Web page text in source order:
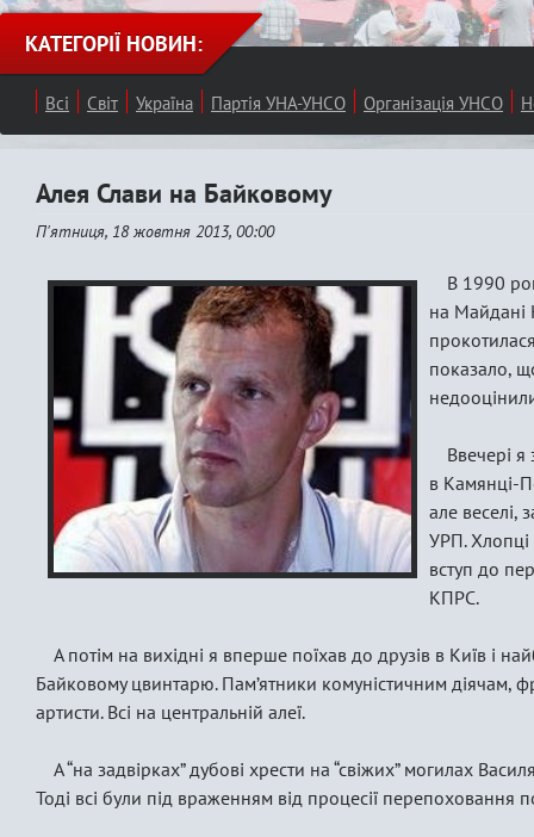
КАТЕГОРІЇ НОВИН:
Всі Світ Україна Партія УНА-УНСО Організація УНСО
Алея Слави на Байковому
П'ятниця, 18 жовтня 2013, 00:00
В 1990
на Майдані
показало,
Ввечері
в Камянці-
але веселі,
УРП.
вступ до
КПРС.
А потім на вихідні я вперше поїхав до друзів в Київ і
Байковому цвинтарю. Пам’ятники комуністичним діячам,
артисти. Всі на центральній алеї.
А “на задвірках” дубові хрести на “свіжих” могилах
Тоді всі були під враженням від процесії перепоховання